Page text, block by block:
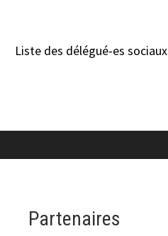
Liste des délégué-es sociaux
Partenaires